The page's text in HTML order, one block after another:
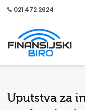
021 472 2624
Uputstva za